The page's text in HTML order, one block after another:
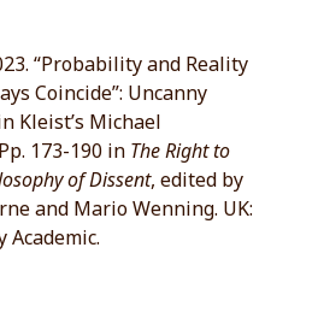
“Probability and Reality
Coincide”: Uncanny
Kleist’s Michael
173-190 in The Right to
of Dissent, edited by
and Mario Wenning. UK:
Academic.